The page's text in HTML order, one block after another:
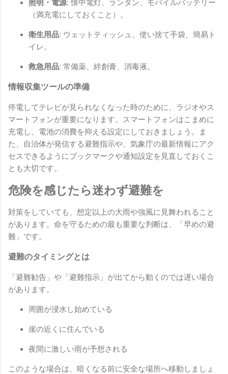
照明・電源: 懐中電灯、ランタン、モバイルバッテリー
（満充電にしておくこと）。
衛生用品: ウェットティッシュ、使い捨て手袋、簡易ト
イレ。
救急用品: 常備薬、絆創膏、消毒液。
情報収集ツールの準備
停電してテレビが見られなくなった時のために、ラジオやス
マートフォンが重要になります。スマートフォンはこまめに
充電し、電池の消費を抑える設定にしておきましょう。ま
た、自治体が発信する避難指示や、気象庁の最新情報にアク
セスできるようにブックマークや通知設定を見直しておくこ
とも大切です。
危険を感じたら迷わず避難を
対策をしていても、想定以上の大雨や強風に見舞われること
があります。命を守るための最も重要な判断は、「早めの避
難」です。
避難のタイミングとは
「避難勧告」や「避難指示」が出てから動くのでは遅い場合
があります。
周囲が浸水し始めている
崖の近くに住んでいる
夜間に激しい雨が予想される
このような場合は、暗くなる前に安全な場所へ移動しましょ